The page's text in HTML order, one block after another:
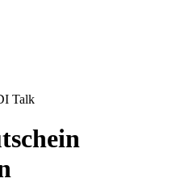
Talk